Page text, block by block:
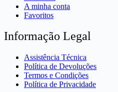
A minha conta
Favoritos
Informação Legal
Assistência Técnica
Política de Devoluções
Termos e Condições
Política de Privacidade